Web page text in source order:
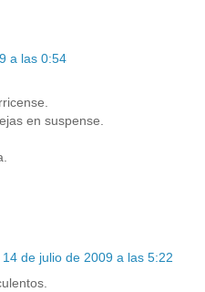
a las 0:54
en suspense.
14 de julio de 2009 a las 5:22